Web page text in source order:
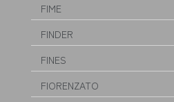
FIME
FINDER
FINES
FIORENZATO